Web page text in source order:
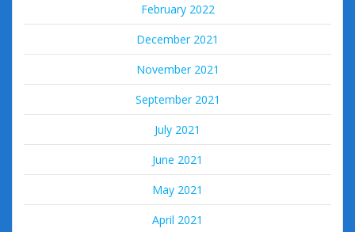
February 2022
December 2021
November 2021
September 2021
July 2021
June 2021
May 2021
April 2021